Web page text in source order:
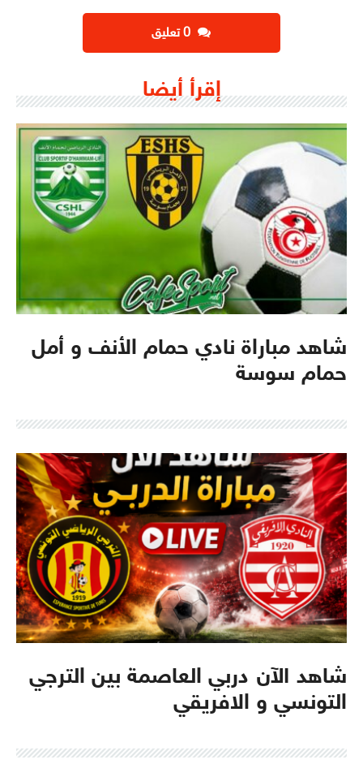
إقرأ أيضا
شاهد مباراة نادي حمام الأنف و أمل
حمام سوسة
شاهد الآن دربي العاصمة بين الترجي
التونسي و الافريقي